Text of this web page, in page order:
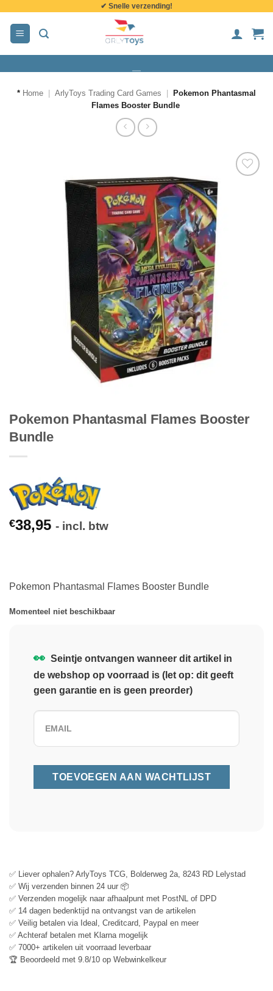
inhoud
✔ Snelle verzending!
* Home ArlyToys Trading Card Games
Pokemon Phantasmal
Flames Booster Bundle
Pokemon Phantasmal Flames Booster
Bundle
€38,95 - incl. btw
Pokemon Phantasmal Flames Booster Bundle
Momenteel niet beschikbaar
👀 Seintje ontvangen wanneer dit artikel in
de webshop op voorraad is (let op: dit geeft
geen garantie en is geen preorder)
✅ Liever ophalen? ArlyToys TCG, Bolderweg 2a, 8243 RD Lelystad
✅ Wij verzenden binnen 24 uur 📦
✅ Verzenden mogelijk naar afhaalpunt met PostNL of DPD
✅ 14 dagen bedenktijd na ontvangst van de artikelen
✅ Veilig betalen via Ideal, Creditcard, Paypal en meer
✅ Achteraf betalen met Klarna mogelijk
✅ 7000+ artikelen uit voorraad leverbaar
🏆 Beoordeeld met 9.8/10 op Webwinkelkeur